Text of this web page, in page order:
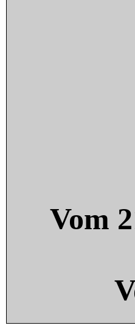
Vom